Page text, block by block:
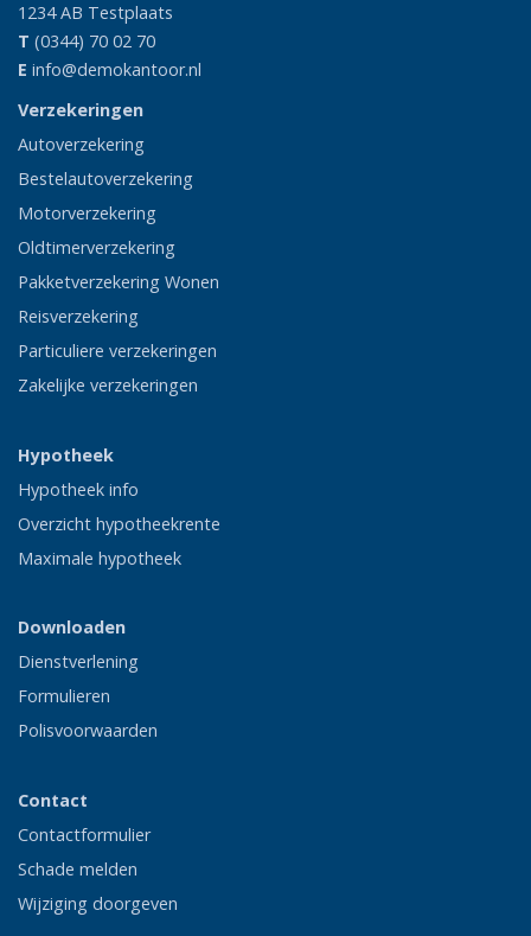
1234 AB Testplaats
T (0344) 70 02 70
E info@demokantoor.nl
Verzekeringen
Autoverzekering
Bestelautoverzekering
Motorverzekering
Oldtimerverzekering
Pakketverzekering Wonen
Reisverzekering
Particuliere verzekeringen
Zakelijke verzekeringen
Hypotheek
Hypotheek info
Overzicht hypotheekrente
Maximale hypotheek
Downloaden
Dienstverlening
Formulieren
Polisvoorwaarden
Contact
Contactformulier
Schade melden
Wijziging doorgeven